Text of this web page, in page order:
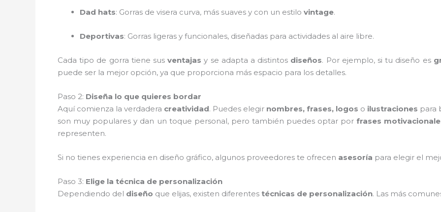
Dad hats: Gorras de visera curva, más suaves y con un estilo vintage.
Deportivas: Gorras ligeras y funcionales, diseñadas para actividades al aire libre.
Cada tipo de gorra tiene susventajas y se adapta a distintos diseños. Por ejemplo, si tu diseño es
puede ser la mejor opción, ya que proporciona más espacio para los detalles.
Paso 2: Diseña lo que quieres bordar
Aquí comienza la verdadera creatividad. Puedes elegir nombres, frases, logos o ilustraciones para
son muy populares y dan un toque personal, pero también puedes optar porfrases
representen.
Si no tienes experiencia en diseño gráfico, algunos proveedores te ofrecen asesoría para elegir el
Paso 3: Elige la técnica de personalización
Dependiendo del diseño que elijas, existen diferentes técnicas de personalización. Las más